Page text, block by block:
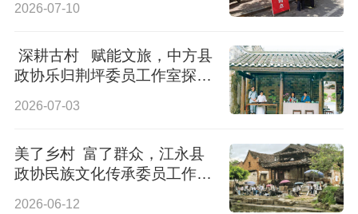
2026-07-10
深耕古村 赋能文旅，中方县
政协乐归荆坪委员工作室探索
2026-07-03
美了乡村 富了群众，江永县
政协民族文化传承委员工作室
2026-06-12